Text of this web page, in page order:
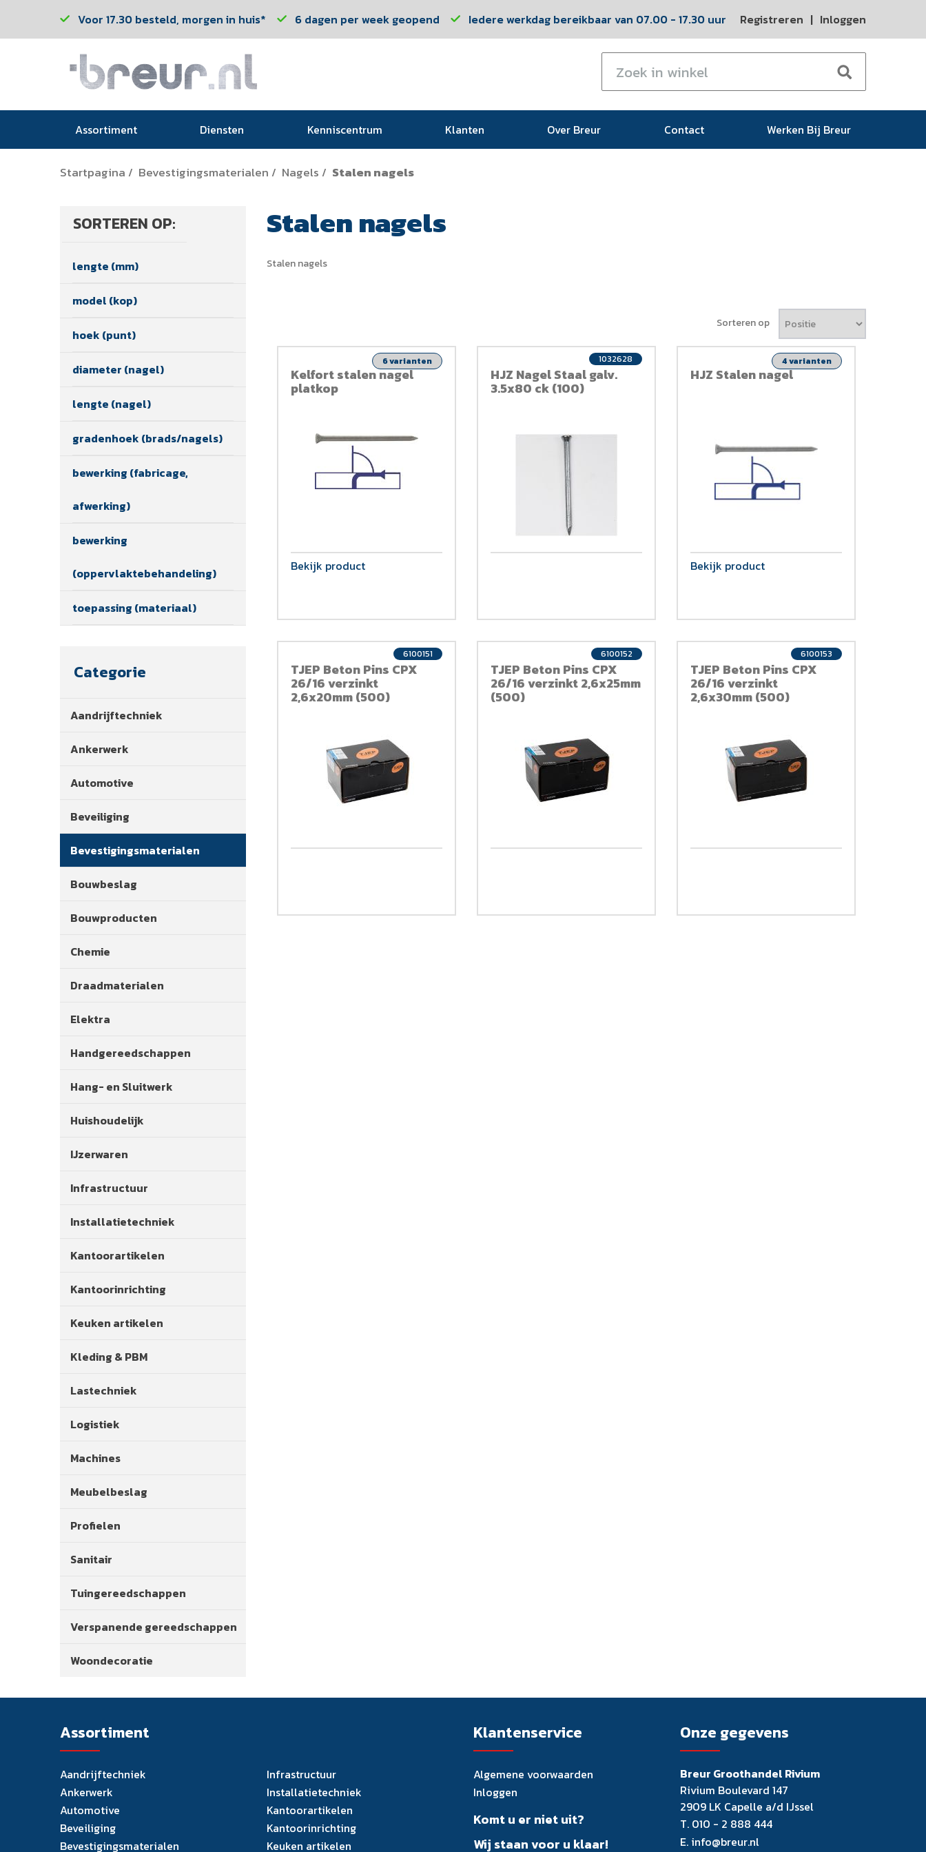
Voor 17.30 besteld, morgen in huis* 6 dagen per week geopend Iedere werkdag bereikbaar van 07.00 - 17.30 uur Registreren | Inloggen
Assortiment Diensten Kenniscentrum Klanten Over Breur Contact Werken Bij Breur
Startpagina / Bevestigingsmaterialen / Nagels / Stalen nagels
SORTEREN OP:
lengte (mm)
model (kop)
hoek (punt)
diameter (nagel)
lengte (nagel)
gradenhoek (brads/nagels)
bewerking (fabricage,
afwerking)
bewerking
(oppervlaktebehandeling)
toepassing (materiaal)
Categorie
Aandrijftechniek
Ankerwerk
Automotive
Beveiliging
Bevestigingsmaterialen
Bouwbeslag
Bouwproducten
Chemie
Draadmaterialen
Elektra
Handgereedschappen
Hang- en Sluitwerk
Huishoudelijk
IJzerwaren
Infrastructuur
Installatietechniek
Kantoorartikelen
Kantoorinrichting
Keuken artikelen
Kleding & PBM
Lastechniek
Logistiek
Machines
Meubelbeslag
Profielen
Sanitair
Tuingereedschappen
Verspanende gereedschappen
Woondecoratie
Stalen nagels
Stalen nagels
Sorteren op
Kelfort stalen nagel
platkop
6 varianten
Bekijk product
HJZ Nagel Staal galv.
3.5x80 ck (100)
1032628
HJZ Stalen nagel
4 varianten
Bekijk product
TJEP Beton Pins CPX
26/16 verzinkt
2,6x20mm (500)
6100151
TJEP Beton Pins CPX
26/16 verzinkt 2,6x25mm
(500)
6100152
TJEP Beton Pins CPX
26/16 verzinkt
2,6x30mm (500)
6100153
Assortiment
Aandrijftechniek
Ankerwerk
Automotive
Beveiliging
Bevestigingsmaterialen
Infrastructuur
Installatietechniek
Kantoorartikelen
Kantoorinrichting
Keuken artikelen
Klantenservice
Algemene voorwaarden
Inloggen
Komt u er niet uit?
Wij staan voor u klaar!
Onze gegevens
Breur Groothandel Rivium
Rivium Boulevard 147
2909 LK Capelle a/d IJssel
T. 010 - 2 888 444
E. info@breur.nl